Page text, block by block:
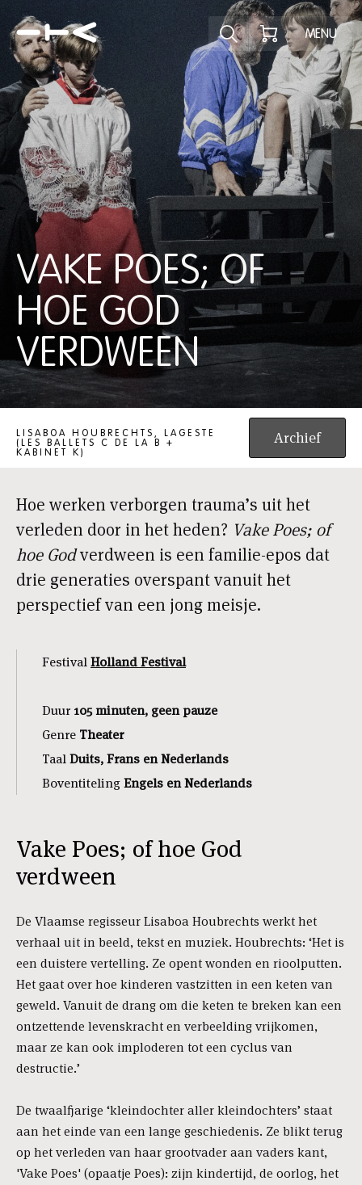
Ontdek het
MENU
VAKE POES; OF
HOE GOD
VERDWEEN
VAKE POES; OF HOE GOD VERDWEEN
LISABOA HOUBRECHTS, LAGESTE
(LES BALLETS C DE LA B +
KABINET K)
Archief
Hoe werken verborgen trauma’s uit het
verleden door in het heden? Vake Poes; of
hoe Godverdween is een familie-epos dat
drie generaties overspant vanuit het
perspectief van een jong meisje.
Festival Holland Festival
Duur 105 minuten, geen pauze
Genre Theater
Taal Duits, Frans en Nederlands
Boventiteling Engels en Nederlands
Vake Poes; of hoe God
verdween
De Vlaamse regisseur Lisaboa Houbrechts werkt het
verhaal uit in beeld, tekst en muziek. Houbrechts: ‘Het is
een duistere vertelling. Ze opent wonden en rioolputten.
Het gaat over hoe kinderen vastzitten in een keten van
geweld. Vanuit de drang om die keten te breken kan een
ontzettende levenskracht en verbeelding vrijkomen,
maar ze kan ook imploderen tot een cyclus van
destructie.’
De twaalfjarige ‘kleindochter aller kleindochters’ staat
aan het einde van een lange geschiedenis. Ze blikt terug
op het verleden van haar grootvader aan vaders kant,
'Vake Poes' (opaatje Poes): zijn kindertijd, de oorlog, het